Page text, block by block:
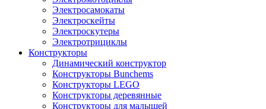
Электросамокаты
Электроскейты
Электроскутеры
Электротрициклы
Конструкторы
Динамический конструктор
Конструкторы Bunchems
Конструкторы LEGO
Конструкторы деревянные
Конструкторы для малышей